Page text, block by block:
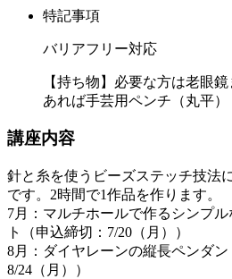
特記事項
バリアフリー対応
【持ち物】必要な方は老眼
あれば手芸用ペンチ（丸平）
講座内容
針と糸を使うビーズステッチ技法
です。2時間で1作品を作ります。
7月：マルチホールで作るシンプ
ト（申込締切：7/20（月））
8月：ダイヤレーンの縦長ペンダン
8/24（月））